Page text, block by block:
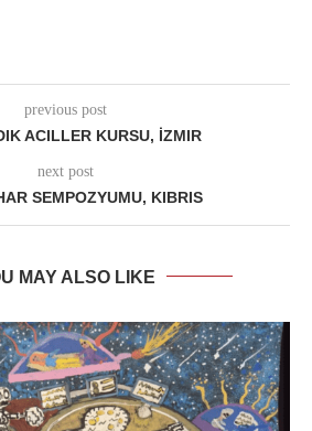
previous post
ACILLER KURSU, İZMIR
next post
SEMPOZYUMU, KIBRIS
MAY ALSO LIKE